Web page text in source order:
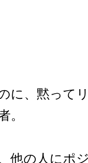
に、黙って
。
他の人にポ